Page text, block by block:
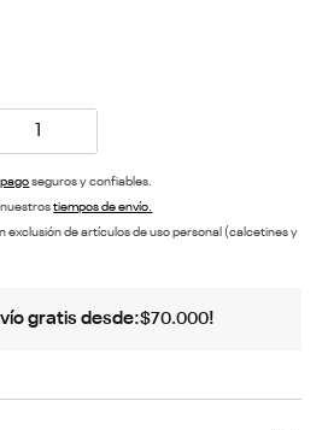
seguros y confiables.
nuestrostiempos de envío.
exclusión de artículos de uso personal (calcetines y
gratis desde:$70.000!